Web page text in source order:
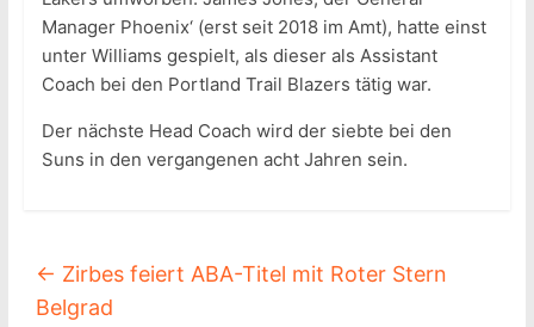
Manager Phoenix‘ (erst seit 2018 im Amt), hatte einst
unter Williams gespielt, als dieser als Assistant
Coach bei den Portland Trail Blazers tätig war.
Der nächste Head Coach wird der siebte bei den
Suns in den vergangenen acht Jahren sein.
← Zirbes feiert ABA-Titel mit Roter Stern
Belgrad